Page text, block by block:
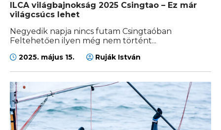
ILCA világbajnokság 2025 Csingtao – Ez már
világcsúcs lehet
Negyedik napja nincs futam Csingtaóban
Feltehetően ilyen még nem történt...
2025. május 15. Ruják István